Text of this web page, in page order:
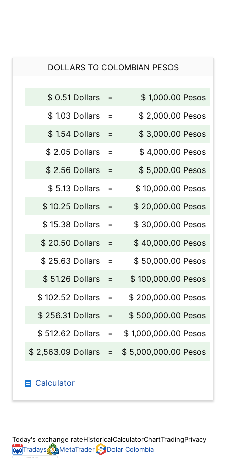
DOLLARS TO COLOMBIAN PESOS
$ 0.51 Dollars =
$ 1,000.00 Pesos
$ 1.03 Dollars
=
$ 2,000.00 Pesos
$ 1.54 Dollars
=
$ 3,000.00 Pesos
$ 2.05 Dollars
=
$ 4,000.00 Pesos
$ 2.56 Dollars
=
$ 5,000.00 Pesos
$ 5.13 Dollars
=
$ 10,000.00 Pesos
$ 10.25 Dollars
=
$ 20,000.00 Pesos
$ 15.38 Dollars
=
$ 30,000.00 Pesos
$ 20.50 Dollars
=
$ 40,000.00 Pesos
$ 25.63 Dollars
=
$ 50,000.00 Pesos
$ 51.26 Dollars
=
$ 100,000.00 Pesos
$ 102.52 Dollars
=
$ 200,000.00 Pesos
$ 256.31 Dollars
=
$ 500,000.00 Pesos
$ 512.62 Dollars
=
$ 1,000,000.00 Pesos
$ 2,563.09 Dollars
= $ 5,000,000.00 Pesos
Calculator
Today's exchange rateHistoricalCalculatorChartTradingPrivacy
Tradays
MetaTrader Dolar Colombia